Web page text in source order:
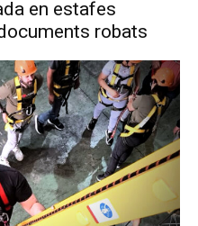
en estafes
robats